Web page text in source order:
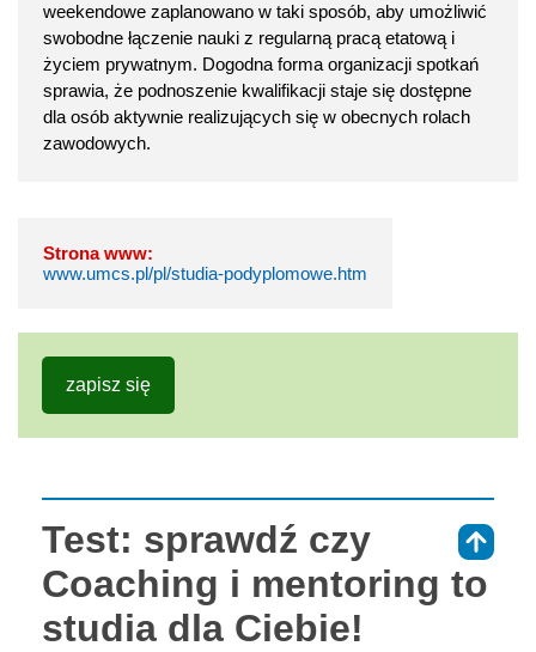
weekendowe zaplanowano w taki sposób, aby umożliwić
swobodne łączenie nauki z regularną pracą etatową i
życiem prywatnym. Dogodna forma organizacji spotkań
sprawia, że podnoszenie kwalifikacji staje się dostępne
dla osób aktywnie realizujących się w obecnych rolach
zawodowych.
Strona www:
www.umcs.pl/pl/studia-podyplomowe.htm
zapisz się
Test: sprawdź czy
Coaching i mentoring to
studia dla Ciebie!